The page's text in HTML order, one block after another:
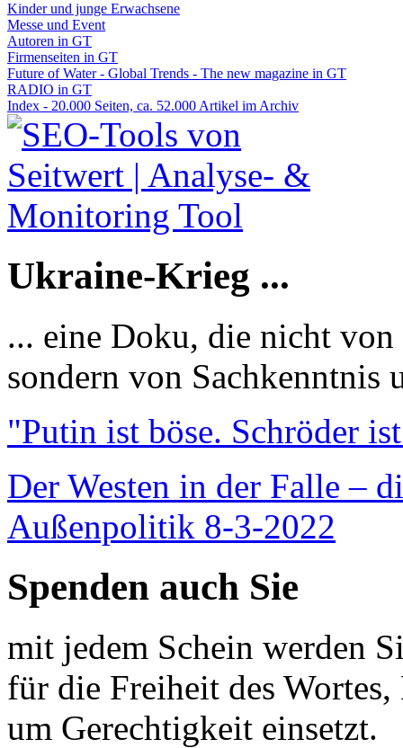
Kinder und junge Erwachsene
Messe und Event
Autoren in GT
Firmenseiten in GT
Future of Water - Global Trends - The new magazine in GT
RADIO in GT
Index - 20.000 Seiten, ca. 52.000 Artikel im Archiv
Ukraine-Krieg ...
... eine Doku, die nicht
sondern von Sachkenntnis
"Putin ist böse. Schröder
Der Westen in der Falle –
Außenpolitik 8-3-2022
Spenden auch Sie
mit jedem Schein werden
für die Freiheit des
um Gerechtigkeit einsetzt.